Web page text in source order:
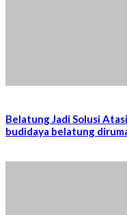
Belatung Jadi Solusi
budidaya belatung